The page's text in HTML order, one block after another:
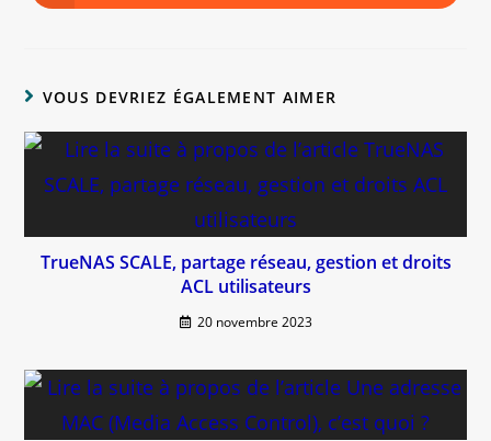
VOUS DEVRIEZ ÉGALEMENT AIMER
TrueNAS SCALE, partage réseau, gestion et droits
ACL utilisateurs
20 novembre 2023